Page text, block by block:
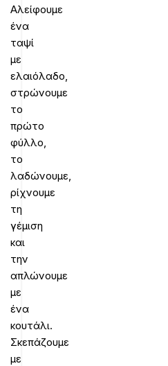
Αλείφουμε
ένα
ταψί
με
ελαιόλαδο,
στρώνουμε
το
πρώτο
φύλλο,
το
λαδώνουμε,
ρίχνουμε
τη
γέμιση
και
την
απλώνουμε
με
ένα
κουτάλι.
Σκεπάζουμε
με